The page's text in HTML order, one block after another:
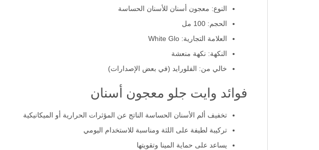
النوع: معجون أسنان للأسنان الحساسة
الحجم: 100 مل
العلامة التجارية: White Glo
النكهة: نكهة منعشة
خالي من: الفلورايد (في بعض الإصدارات)
فوائد وايت جلو معجون أسنان
تخفيف ألم الأسنان الحساسة الناتج عن المؤثرات الحرارية أو الميكانيكية
تركيبة لطيفة على اللثة ومناسبة للاستخدام اليومي
يساعد على حماية المينا وتقويتها